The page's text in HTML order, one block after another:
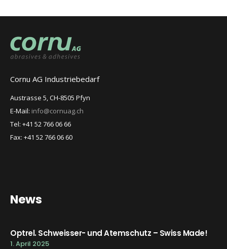
Cornu AG Industriebedarf
Austrasse 5, CH-8505 Pfyn
E-Mail: info@cornuag.ch
Tel: +41 52 766 06 66
Fax: +41 52 766 06 60
News
Optrel. Schweisser- und Atemschutz – Swiss Made!
1. April 2025